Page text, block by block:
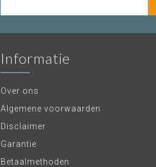
Informatie
Over ons
Algemene voorwaarden
Disclaimer
Garantie
Betaalmethoden